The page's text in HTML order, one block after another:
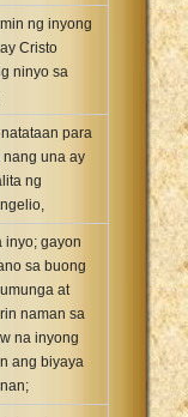
ng inyong
Cristo
ninyo sa
para
nang una ay
ng
inyo; gayon
sa buong
at
naman sa
na inyong
ang biyaya